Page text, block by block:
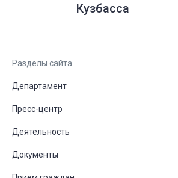
Кузбасса
Разделы сайта
Департамент
Пресс-центр
Деятельность
Документы